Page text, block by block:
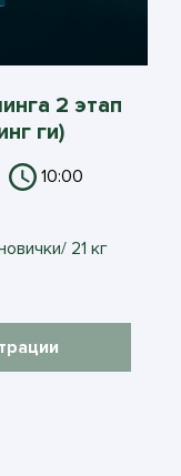
2 этап
ги)
10:00
21 кг